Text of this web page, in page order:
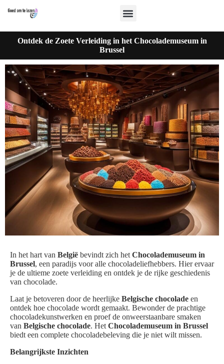
Ontdek de Zoete Verleiding in het Chocolademuseum in
Brussel
In het hart van België bevindt zich het Chocolademuseum in
Brussel, een paradijs voor alle chocoladeliefhebbers. Hier ervaar
je de ultieme zoete verleiding en ontdek je de rijke geschiedenis
van chocolade.
Laat je betoveren door de heerlijke Belgische chocolade en
ontdek hoe chocolade wordt gemaakt. Bewonder de prachtige
chocoladekunstwerken en proef de onweerstaanbare smaken
van Belgische chocolade. Het Chocolademuseum in Brussel
biedt een complete chocoladebeleving die je niet wilt missen.
Belangrijkste Inzichten